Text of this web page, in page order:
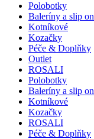
Polobotky
Baleríny a slip on
Kotníkové
Kozačky
Péče & Doplňky
Outlet
ROSALI
Polobotky
Baleríny a slip on
Kotníkové
Kozačky
ROSALI
Péče & Doplňky